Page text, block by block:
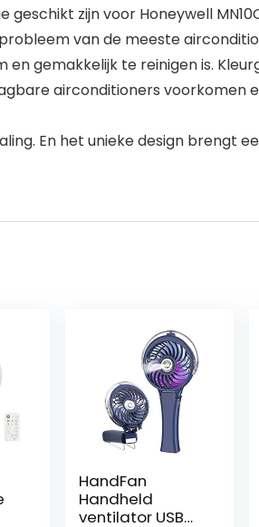
zijn voor Honeywell
probleem van de meeste
gemakkelijk te reinigen is.
airconditioners voorkomen
En het unieke design brengt
HandFan
Handheld
ventilator USB